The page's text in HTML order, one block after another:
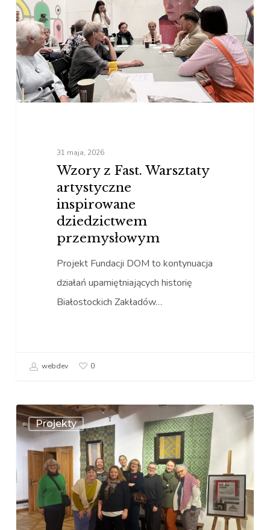
Warsztaty
artystyczne
inspirowane
dziedzictwem
przemysłowym
31 maja, 2026
Wzory z Fast. Warsztaty
artystyczne
inspirowane
dziedzictwem
przemysłowym
Projekt Fundacji DOM to kontynuacja
działań upamiętniających historię
Białostockich Zakładów…
webdev 0
Projekty
FABRIC